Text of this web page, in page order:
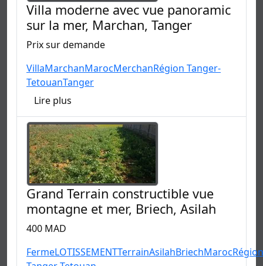
Villa moderne avec vue panoramic
sur la mer, Marchan, Tanger
Prix sur demande
VillaMarchanMarocMerchanRégion Tanger-
TetouanTanger
Lire plus
Grand Terrain constructible vue
montagne et mer, Briech, Asilah
400 MAD
FermeLOTISSEMENTTerrainAsilahBriechMarocRégion